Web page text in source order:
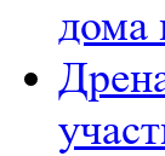
дома